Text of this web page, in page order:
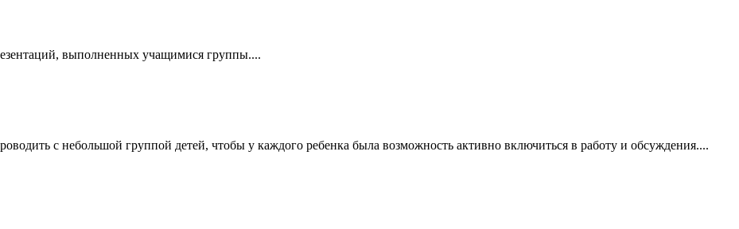
выполненных учащимися группы....
с небольшой группой детей, чтобы у каждого ребенка была возможность активно включиться в работу и обсуждения....